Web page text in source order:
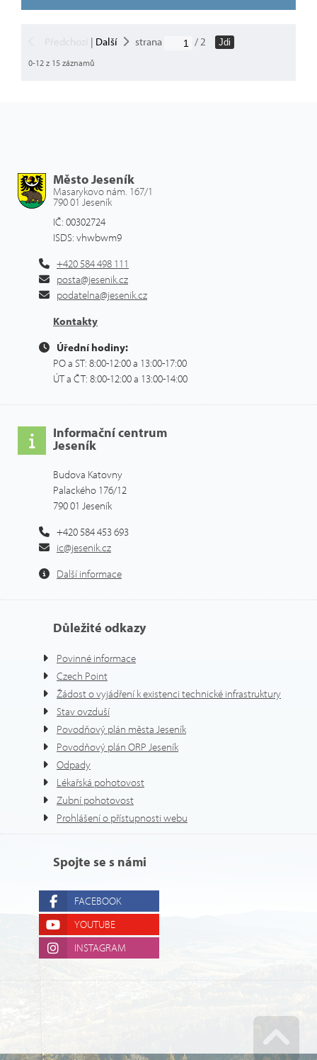
| Další strana / 2
Jdi
0-12 z 15 záznamů
Město Jeseník
Masarykovo nám. 167/1
790 01 Jeseník
IČ: 00302724
ISDS: vhwbwm9
+420 584 498 111
posta@jesenik.cz
podatelna@jesenik.cz
Kontakty
Úřední hodiny:
PO a ST: 8:00-12:00 a 13:00-17:00
ÚT a ČT: 8:00-12:00 a 13:00-14:00
Informační centrum
Jeseník
Budova Katovny
Palackého 176/12
790 01 Jeseník
+420 584 453 693
ic@jesenik.cz
Další informace
Důležité odkazy
Povinné informace
Czech Point
Žádost o vyjádření k existenci technické infrastruktury
Stav ovzduší
Povodňový plán města Jeseník
Povodňový plán ORP Jeseník
Odpady
Lékařská pohotovost
Zubní pohotovost
Prohlášení o přístupnosti webu
Spojte se s námi
FACEBOOK
YOUTUBE
INSTAGRAM